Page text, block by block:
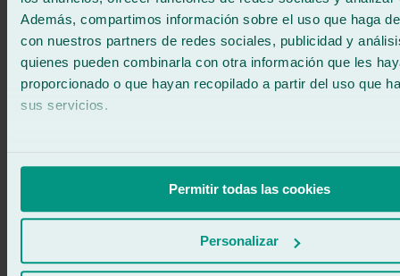
Además, compartimos información sobre el uso que haga
con nuestros partners de redes sociales, publicidad y
quienes pueden combinarla con otra información que les
proporcionado o que hayan recopilado a partir del uso que
sus servicios.
Permitir todas las cookies
Personalizar